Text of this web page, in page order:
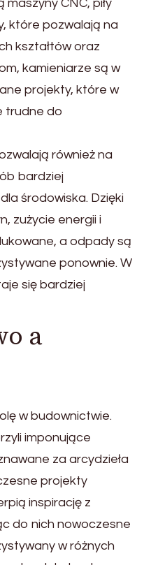
CNC, piły
które pozwalają na
kształtów oraz
kamieniarze są w
projekty, które w
trudne do
również na
bardziej
środowiska. Dzięki
zużycie energii i
a odpady są
ponownie. W
się bardziej
a
w budownictwie.
imponujące
za arcydzieła
projekty
inspirację z
do nich nowoczesne
w różnych